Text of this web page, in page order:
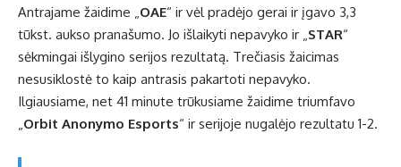
Antrajame žaidime „OAE“ ir vėl pradėjo gerai ir įgavo 3,3
tūkst. aukso pranašumo. Jo išlaikyti nepavyko ir „STAR“
sėkmingai išlygino serijos rezultatą. Trečiasis žaicimas
nesusiklostė to kaip antrasis pakartoti nepavyko.
Ilgiausiame, net 41 minute trūkusiame žaidime triumfavo
„Orbit Anonymo Esports“ ir serijoje nugalėjo rezultatu 1-2.